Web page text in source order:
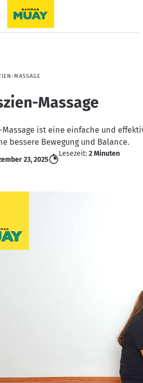
MASSAGE
Massage
ist eine einfache und
bessere Bewegung und Balance.
23, 2025
Lesezeit: 2 Minuten